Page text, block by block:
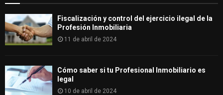
Fiscalización y control del ejercicio ilegal de la
Profesión Inmobiliaria
11 de abril de 2024
Cómo saber si tu Profesional Inmobiliario es
legal
10 de abril de 2024